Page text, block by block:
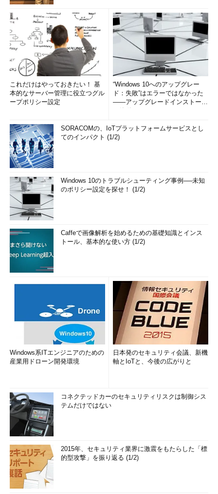
これだけはやっておきたい！ 基
本的なサーバー管理に役立つグル
ープポリシー設定
“Windows 10へのアップグレー
ド：失敗”はエラーではなかった
――アップグレードインストール
SORACOMの、IoTプラットフォームサービスとし
てのインパクト (1/2)
Windows 10のトラブルシューティング事例──未知
のポリシー設定を探せ！ (1/2)
Caffeで画像解析を始めるための基礎知識とインス
トール、基本的な使い方 (1/2)
Windows系ITエンジニアのための
産業用ドローン開発環境
日本発のセキュリティ会議、新機
軸とIoTと、今後の広がりと
コネクテッドカーのセキュリティリスクは制御シス
テムだけではない
2015年、セキュリティ業界に激震をもたらした「標
的型攻撃」を振り返る (1/2)